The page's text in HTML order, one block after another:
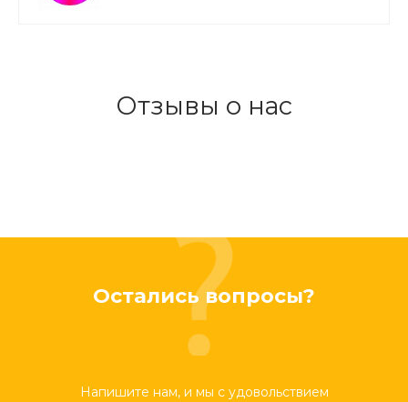
Отзывы о нас
Остались вопросы?
Напишите нам, и мы с удовольствием